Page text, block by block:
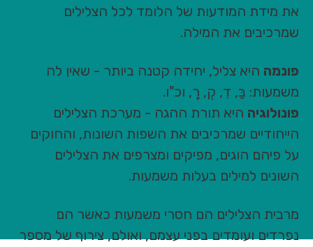
את מידת המודעות של הלומד לכל הצלילים
שמרכיבים את המילה.
פונמה היא צליל, יחידה קטנה ביותר - שאין לה
משמעות: בַּ, דִ, קְ, רָ, וכ"ו.
פונולוגיה היא תורת ההגה - מערכת הצלילים
הייחודיים שמרכיבים את השפות השונות, והחוקים
על פיהם הוגים, מפיקים ומצרפים את הצלילים
השונים למילים בעלות משמעות.
מרבית הצלילים הם חסרי משמעות כאשר הם
נפרדים ועומדים בפני עצמם, ואולם, צירוף של מספר